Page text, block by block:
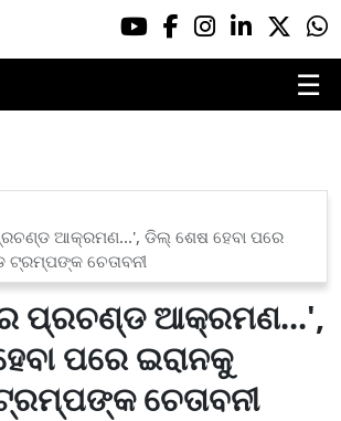
☰
ଆକ୍ରମଣ...', ଡିଲ୍ ଶେଷ ହେବା ପରେ
ଟ୍ରମ୍ପଙ୍କ ଚେତାବନୀ
ପ୍ରଚଣ୍ଡ ଆକ୍ରମଣ...',
ପରେ ଇରାନକୁ
ଚେତାବନୀ